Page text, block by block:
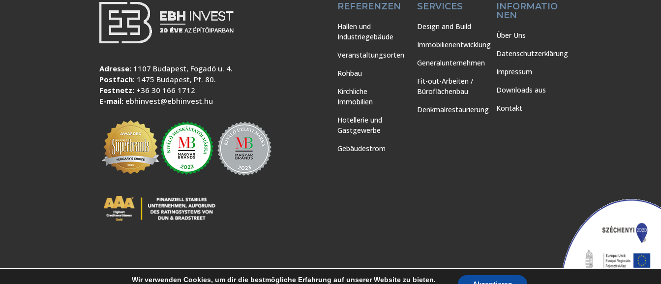
Adresse:1107 Budapest, Fogadó u. 4.
Postfach: 1475 Budapest, Pf. 80.
Festnetz: +36 30 166 1712
E-mail: ebhinvest@ebhinvest.hu
REFERENZEN
Hallen und
Industriegebäude
Veranstaltungsorten
Rohbau
Kirchliche
Immobilien
Hotellerie und
Gastgewerbe
Gebäudestrom
SERVICES
Design and Build
Immobilienentwicklung
Generalunternehmen
Fit-out-Arbeiten /
Büroflächenbau
Denkmalrestaurierung
INFORMATIO
NEN
Über Uns
Datenschutzerklärung
Impressum
Downloads aus
Kontakt
Wir verwenden Cookies, um dir die bestmögliche Erfahrung auf unserer Website zu bieten.